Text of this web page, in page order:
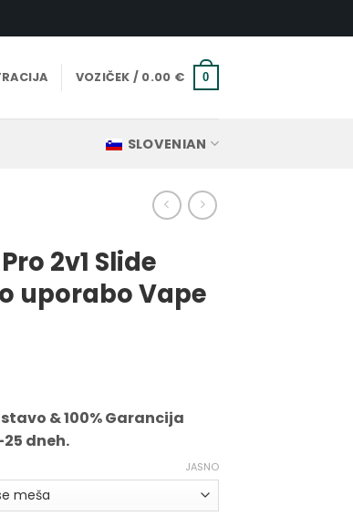
VOZIČEK / 0.00 € 0
SLOVENIAN
2v1 Slide
uporabo Vape
& 100% Garancija
dneh.
JASNO